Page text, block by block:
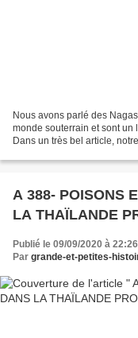
Nous avons parlé des
monde souterrain et sont
Dans un très bel article,
A 388- POISONS ET CONTREPOISONS DANS
LA THAÏLANDE
Publié le 09/09/2020 à 22:26
Par grande-et-petites-